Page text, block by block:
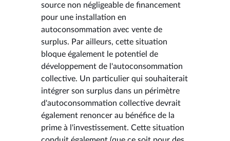
source non négligeable de financement
pour une installation en
autoconsommation avec vente de
surplus. Par ailleurs, cette situation
bloque également le potentiel de
développement de l'autoconsommation
collective. Un particulier qui souhaiterait
intégrer son surplus dans un périmètre
d'autoconsommation collective devrait
également renoncer au bénéfice de la
prime à l'investissement. Cette situation